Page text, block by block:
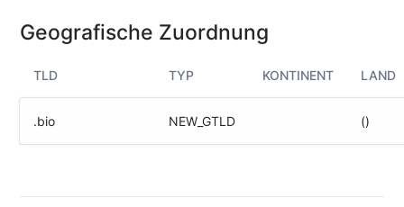
DNS-
Lookup
HTTP-
Test
Geografische Zuordnung
TLD TYP KONTINENT LAND
.bio NEW_GTLD ()